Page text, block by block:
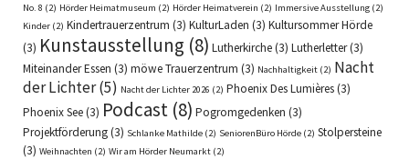
No. 8 (2) Hörder Heimatmuseum (2) Hörder Heimatverein (2) Immersive Ausstellung (2)
Kinder (2) Kindertrauerzentrum (3) KulturLaden (3) Kultursommer Hörde
(3) Kunstausstellung (8) Lutherkirche(3) Lutherletter(3)
Miteinander Essen (3) möwe Trauerzentrum (3) Nachhaltigkeit (2) Nacht
der Lichter(5) Nacht der Lichter 2026 (2) Phoenix Des Lumières(3)
Phoenix See(3) Podcast (8) Pogromgedenken (3)
Projektförderung(3) Schlanke Mathilde (2) SeniorenBüro Hörde (2) Stolpersteine
(3) Weihnachten (2) Wir am Hörder Neumarkt (2)